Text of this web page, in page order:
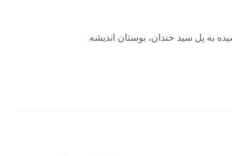
به پل سید خندان، بوستان اندیشه